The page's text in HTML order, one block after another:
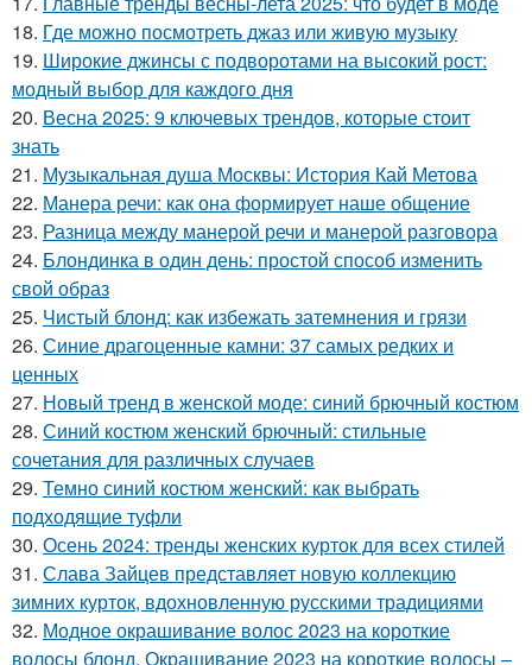
18. Где можно посмотреть джаз или живую музыку
19. Широкие джинсы с подворотами на высокий рост:
модный выбор для каждого дня
20. Весна 2025: 9 ключевых трендов, которые стоит
знать
21. Музыкальная душа Москвы: История Кай Метова
22. Манера речи: как она формирует наше общение
23. Разница между манерой речи и манерой разговора
24. Блондинка в один день: простой способ изменить
свой образ
25. Чистый блонд: как избежать затемнения и грязи
26. Синие драгоценные камни: 37 самых редких и
ценных
27. Новый тренд в женской моде: синий брючный костюм
28. Синий костюм женский брючный: стильные
сочетания для различных случаев
29. Темно синий костюм женский: как выбрать
подходящие туфли
30. Осень 2024: тренды женских курток для всех стилей
31. Слава Зайцев представляет новую коллекцию
зимних курток, вдохновленную русскими традициями
32. Модное окрашивание волос 2023 на короткие
волосы блонд. Окрашивание 2023 на короткие волосы –